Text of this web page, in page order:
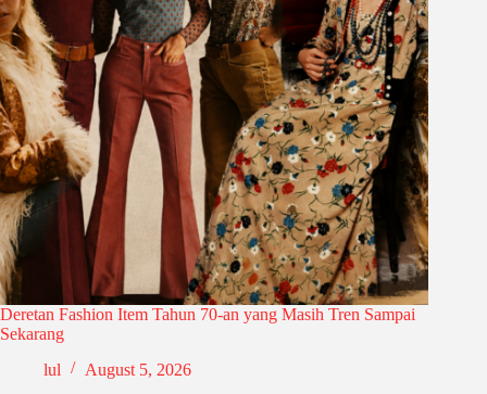
Deretan Fashion Item Tahun 70-an yang Masih Tren Sampai
Sekarang
lul
August 5, 2026